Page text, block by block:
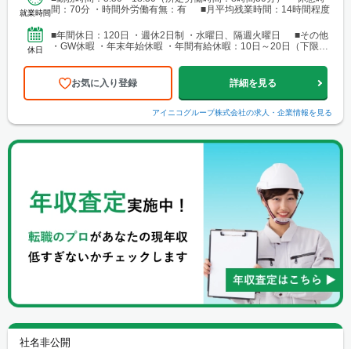
就業時間間：70分 ・時間外労働有無：有 ■月平均残業時間：14時間程度
休日
■年間休日：120日 ・週休2日制 ・水曜日、隔週火曜日 ■その他
・GW休暇 ・年末年始休暇 ・年間有給休暇：10日～20日（下限日
お気に入り登録 詳細を見る
アイニコグループ株式会社の求人・企業情報を見る
社名非公開